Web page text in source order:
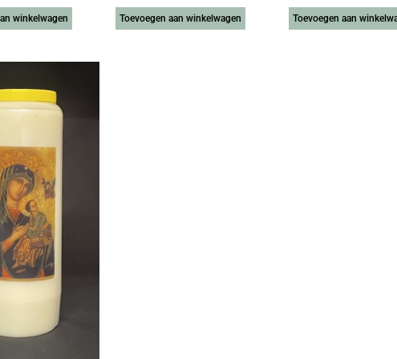
winkelwagen Toevoegen aan winkelwagen Toevoegen aan